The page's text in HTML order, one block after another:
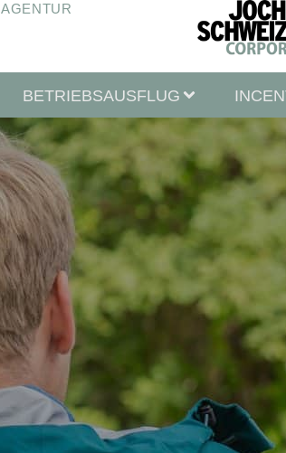
AGENTUR
BETRIEBSAUSFLUG